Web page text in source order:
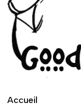
Accueil